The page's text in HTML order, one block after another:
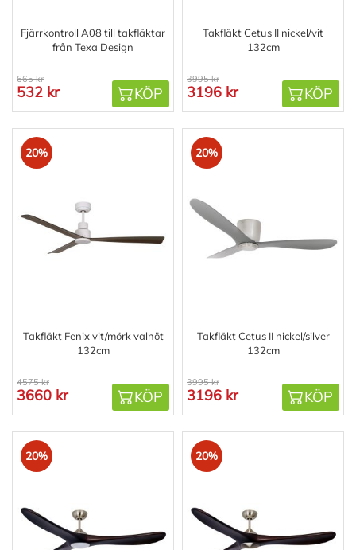
Fjärrkontroll A08 till takfläktar
från Texa Design
665 kr
532 kr KÖP
Takfläkt Cetus II nickel/vit
132cm
3995 kr
3196 kr KÖP
20%
Takfläkt Fenix vit/mörk valnöt
132cm
4575 kr
3660 kr KÖP
20%
Takfläkt Cetus II nickel/silver
132cm
3995 kr
3196 kr KÖP
20% 20%